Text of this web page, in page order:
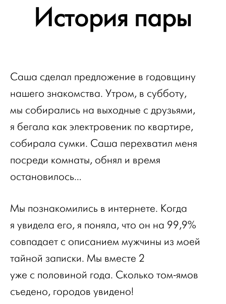
История пары
Саша сделал предложение в годовщину
нашего знакомства. Утром, в субботу,
мы собирались на выходные с друзьями,
я бегала как электровеник по квартире,
собирала сумки. Саша перехватил меня
посреди комнаты, обнял и время
остановилось…
Мы познакомились в интернете. Когда
я увидела его, я поняла, что он на 99,9%
совпадает с описанием мужчины из моей
тайной записки. Мы вместе 2
уже с половиной года. Сколько том-ямов
съедено, городов увидено!